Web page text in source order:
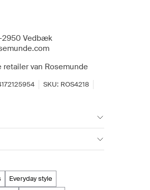
2950 Vedbæk
van Rosemunde
SKU: ROS4218
everyday style